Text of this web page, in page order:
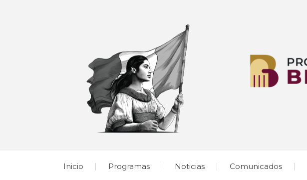
Inicio Programas Noticias Comunicados